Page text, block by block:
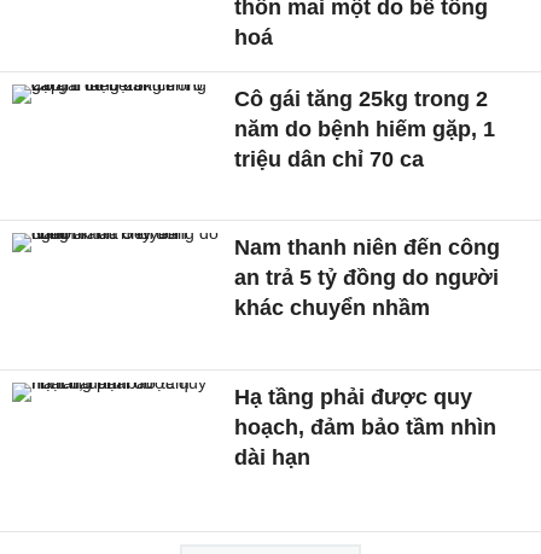
thôn mai một do bê tông
hoá
Cô gái tăng 25kg trong 2
năm do bệnh hiếm gặp, 1
triệu dân chỉ 70 ca
Nam thanh niên đến công
an trả 5 tỷ đồng do người
khác chuyển nhầm
Hạ tầng phải được quy
hoạch, đảm bảo tầm nhìn
dài hạn